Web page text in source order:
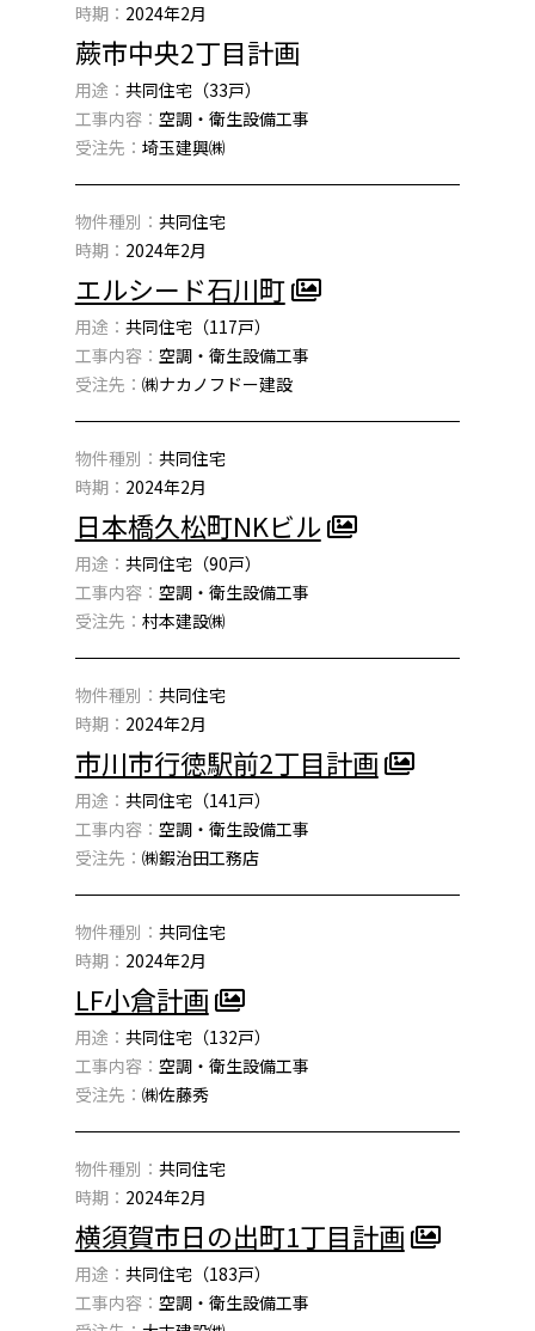
時期： 2024年2月
蕨市中央2丁目計画
用途： 共同住宅（33戸）
工事内容： 空調・衛生設備工事
受注先： 埼玉建興㈱
物件種別： 共同住宅
時期： 2024年2月
エルシード石川町
用途： 共同住宅（117戸）
工事内容： 空調・衛生設備工事
受注先： ㈱ナカノフドー建設
物件種別： 共同住宅
時期： 2024年2月
日本橋久松町NKビル
用途： 共同住宅（90戸）
工事内容： 空調・衛生設備工事
受注先： 村本建設㈱
物件種別： 共同住宅
時期： 2024年2月
市川市行徳駅前2丁目計画
用途： 共同住宅（141戸）
工事内容： 空調・衛生設備工事
受注先： ㈱鍜治田工務店
物件種別： 共同住宅
時期： 2024年2月
LF小倉計画
用途： 共同住宅（132戸）
工事内容： 空調・衛生設備工事
受注先： ㈱佐藤秀
物件種別： 共同住宅
時期： 2024年2月
横須賀市日の出町1丁目計画
用途： 共同住宅（183戸）
工事内容： 空調・衛生設備工事